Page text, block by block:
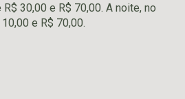
30,00 e R$ 70,00. A noite, no
e R$ 70,00.